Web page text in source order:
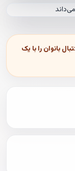
بانوان را با یک